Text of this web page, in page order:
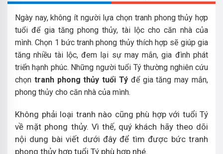
Ngày nay, không ít người lựa chọn tranh phong thủy hợp
tuổi để gia tăng phong thủy, tài lộc cho căn nhà của
mình. Chọn 1 bức tranh phong thủy thích hợp sẽ giúp gia
tăng nhiều tài lộc, đem lại sự may mắn, gia đình phát
triển hạnh phúc. Những người tuổi Tý thường nghiên cứu
chọn tranh phong thủy tuổi Tý để gia tăng may mắn,
phong thủy cho căn nhà của mình.
Không phải loại tranh nào cũng phù hợp với tuổi Tý
về mặt phong thủy. Vì thế, quý khách hãy theo dõi
nội dung bài viết dưới đây để tìm được bức tranh
phong thủy hợp tuổi Tý phù hợp nhé.